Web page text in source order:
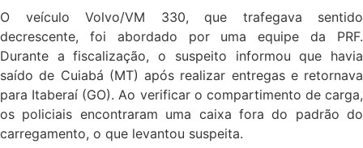
O veículo Volvo/VM 330, que trafegava sentido
decrescente, foi abordado por uma equipe da PRF.
Durante a fiscalização, o suspeito informou que havia
saído de Cuiabá (MT) após realizar entregas e retornava
para Itaberaí (GO). Ao verificar o compartimento de carga,
os policiais encontraram uma caixa fora do padrão do
carregamento, o que levantou suspeita.